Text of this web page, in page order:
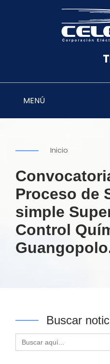
MENÚ
Inicio
Proceso de
simple
Control
Buscar
Buscar: